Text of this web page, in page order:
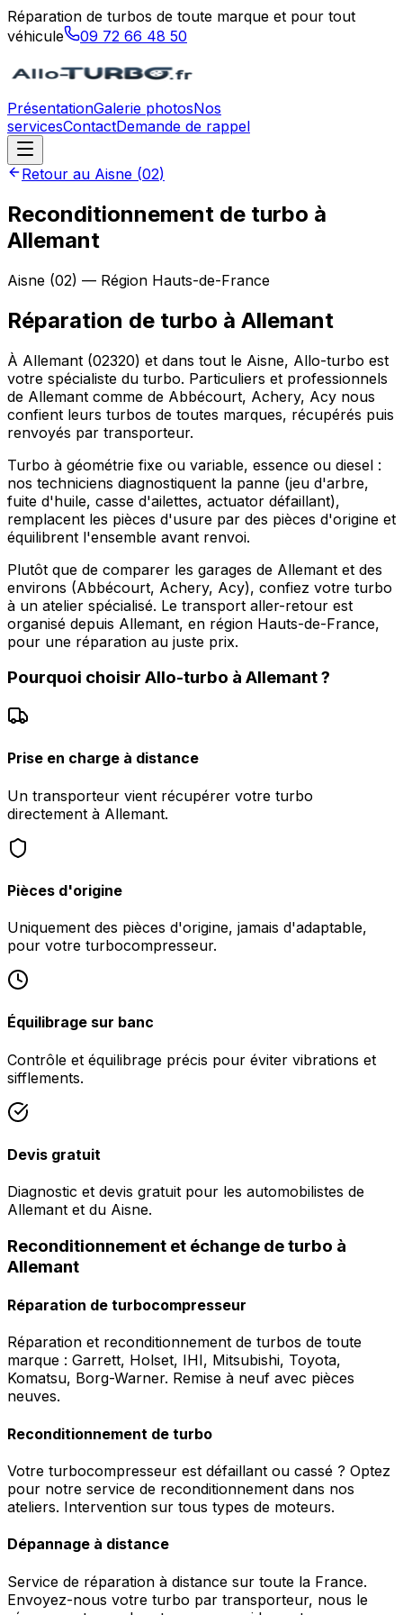
Réparation de turbos de toute marque et pour tout
véhicule
09 72 66 48 50
PrésentationGalerie photosNos
servicesContactDemande de rappel
Retour au Aisne (02)
Reconditionnement de turbo à
Allemant
Aisne (02) — Région Hauts-de-France
Réparation de turbo à Allemant
À Allemant (02320) et dans tout le Aisne, Allo-turbo est
votre spécialiste du turbo. Particuliers et professionnels
de Allemant comme de Abbécourt, Achery, Acy nous
confient leurs turbos de toutes marques, récupérés puis
renvoyés par transporteur.
Turbo à géométrie fixe ou variable, essence ou diesel :
nos techniciens diagnostiquent la panne (jeu d'arbre,
fuite d'huile, casse d'ailettes, actuator défaillant),
remplacent les pièces d'usure par des pièces d'origine et
équilibrent l'ensemble avant renvoi.
Plutôt que de comparer les garages de Allemant et des
environs (Abbécourt, Achery, Acy), confiez votre turbo
à un atelier spécialisé. Le transport aller-retour est
organisé depuis Allemant, en région Hauts-de-France,
pour une réparation au juste prix.
Pourquoi choisir Allo-turbo à Allemant?
Prise en charge à distance
Un transporteur vient récupérer votre turbo
directement à Allemant.
Pièces d'origine
Uniquement des pièces d'origine, jamais d'adaptable,
pour votre turbocompresseur.
Équilibrage sur banc
Contrôle et équilibrage précis pour éviter vibrations et
sifflements.
Devis gratuit
Diagnostic et devis gratuit pour les automobilistes de
Allemant et du Aisne.
Reconditionnement et échange de turbo à
Allemant
Réparation de turbocompresseur
Réparation et reconditionnement de turbos de toute
marque : Garrett, Holset, IHI, Mitsubishi, Toyota,
Komatsu, Borg-Warner. Remise à neuf avec pièces
neuves.
Reconditionnement de turbo
Votre turbocompresseur est défaillant ou cassé ? Optez
pour notre service de reconditionnement dans nos
ateliers. Intervention sur tous types de moteurs.
Dépannage à distance
Service de réparation à distance sur toute la France.
Envoyez-nous votre turbo par transporteur, nous le